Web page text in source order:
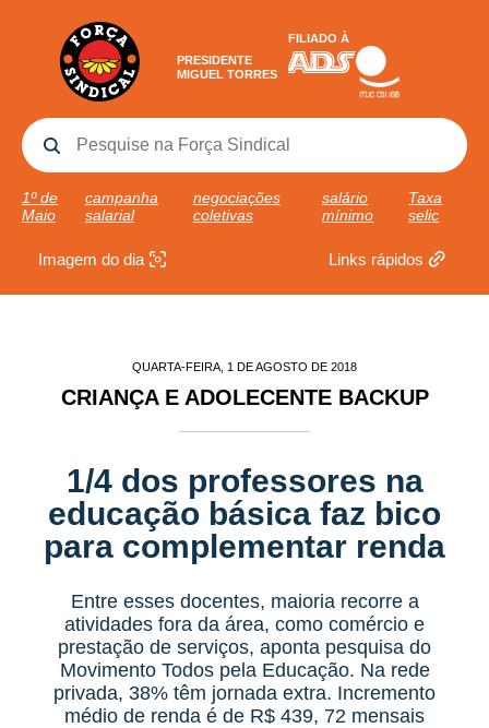
PRESIDENTE
MIGUEL TORRES
FILIADO À
1º de
Maio
campanha
salarial
negociações
coletivas
salário
mínimo
Taxa
selic
Imagem do dia Links rápidos
QUARTA-FEIRA, 1 DE AGOSTO DE 2018
CRIANÇA E ADOLECENTE BACKUP
1/4 dos professores na
educação básica faz bico
para complementar renda
Entre esses docentes, maioria recorre a
atividades fora da área, como comércio e
prestação de serviços, aponta pesquisa do
Movimento Todos pela Educação. Na rede
privada, 38% têm jornada extra. Incremento
médio de renda é de R$ 439, 72 mensais